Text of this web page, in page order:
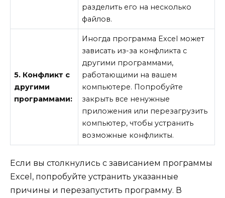
разделить его на несколько
файлов.
5. Конфликт с
другими
программами:
Иногда программа Excel может
зависать из-за конфликта с
другими программами,
работающими на вашем
компьютере. Попробуйте
закрыть все ненужные
приложения или перезагрузить
компьютер, чтобы устранить
возможные конфликты.
Если вы столкнулись с зависанием программы
Excel, попробуйте устранить указанные
причины и перезапустить программу. В